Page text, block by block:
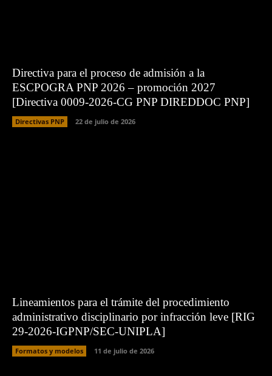
Directiva para el proceso de admisión a la
ESCPOGRA PNP 2026 – promoción 2027
[Directiva 0009-2026-CG PNP DIREDDOC PNP]
Directivas PNP 22 de julio de 2026
Lineamientos para el trámite del procedimiento
administrativo disciplinario por infracción leve [RIG
29-2026-IGPNP/SEC-UNIPLA]
Formatos y modelos 11 de julio de 2026